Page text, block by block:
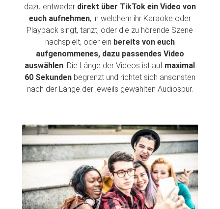
dazu entweder direkt über TikTok ein Video von
euch aufnehmen, in welchem ihr Karaoke oder
Playback singt, tanzt, oder die zu hörende Szene
nachspielt, oder ein bereits von euch
aufgenommenes, dazu passendes Video
auswählen . Die Länge der Videos ist auf maximal
60 Sekundenbegrenzt und richtet sich ansonsten
nach der Länge der jeweils gewählten Audiospur.